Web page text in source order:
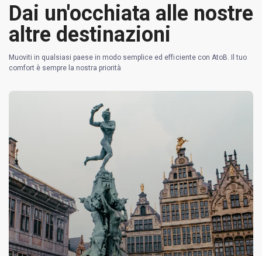
Dai un'occhiata alle nostre
altre destinazioni
Muoviti in qualsiasi paese in modo semplice ed efficiente con AtoB. Il tuo
comfort è sempre la nostra priorità